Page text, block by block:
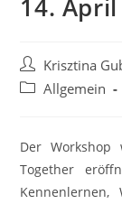
14.
Post
author:
Krisztina
PostAllgemein
Der
Together